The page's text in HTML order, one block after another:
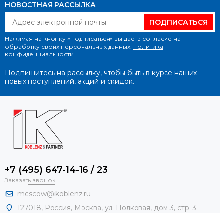
НОВОСТНАЯ РАССЫЛКА
ПОДПИСАТЬСЯ
Нажимая на кнопку «Подписаться» вы даете согласие на
обработку своих персональных данных. Политика
конфиденциальности
Подпишитесь на рассылку, чтобы быть в курсе наших
новых поступлений, акций и скидок.
+7 (495) 647-14-16 / 23
Заказать звонок
moscow@ikoblenz.ru
127018, Россия, Москва, ул. Полковая, дом 3, стр. 3.